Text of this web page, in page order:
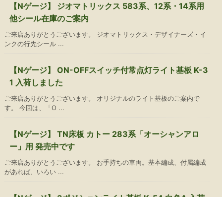
【Nゲージ】 ジオマトリックス 583系、12系・14系用
他シール在庫のご案内
ご来店ありがとうございます。 ジオマトリックス・デザイナーズ・イ
ンクの行先シール ...
【Nゲージ】 ON-OFFスイッチ付常点灯ライト基板 K-3
1 入荷しました
ご来店ありがとうございます。 オリジナルのライト基板のご案内で
す。 今回は、「O ...
【Nゲージ】 TN床板 カトー 283系「オーシャンアロ
ー」用 発売中です
ご来店ありがとうございます。 お手持ちの車両。基本編成、付属編成
があれば、いろい ...